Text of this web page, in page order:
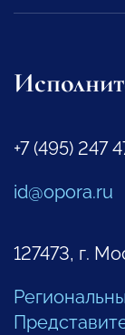
+7 (495) 247
id@opora.ru
127473, г.